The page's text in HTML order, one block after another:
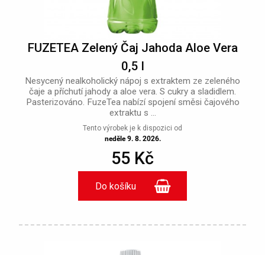
FUZETEA Zelený Čaj Jahoda Aloe Vera
0,5 l
Nesycený nealkoholický nápoj s extraktem ze zeleného
čaje a příchutí jahody a aloe vera. S cukry a sladidlem.
Pasterizováno. FuzeTea nabízí spojení směsi čajového
extraktu s ...
Tento výrobek je k dispozici od
neděle 9. 8. 2026.
55 Kč